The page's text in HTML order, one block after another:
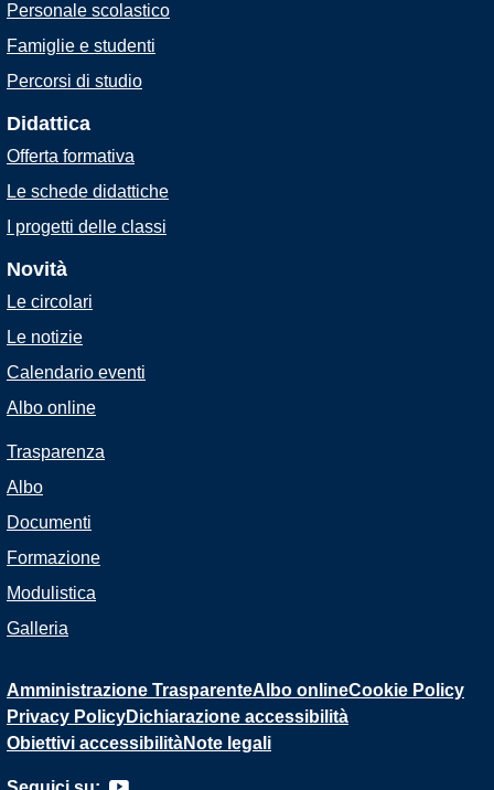
Personale scolastico
Famiglie e studenti
Percorsi di studio
Didattica
Offerta formativa
Le schede didattiche
I progetti delle classi
Novità
Le circolari
Le notizie
Calendario eventi
Albo online
Trasparenza
Albo
Documenti
Formazione
Modulistica
Galleria
Amministrazione TrasparenteAlbo onlineCookie Policy
Privacy PolicyDichiarazione accessibilità
Obiettivi accessibilitàNote legali